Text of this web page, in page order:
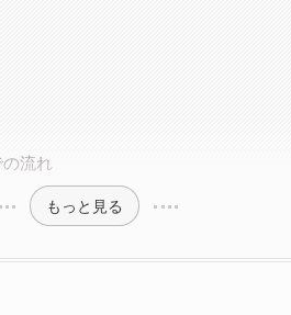
流れ
もっと見る